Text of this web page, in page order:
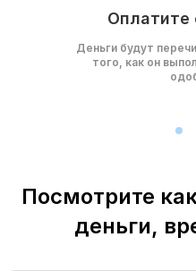
Оплатите
Деньги будут
того, как он
Посмотрите
деньги,